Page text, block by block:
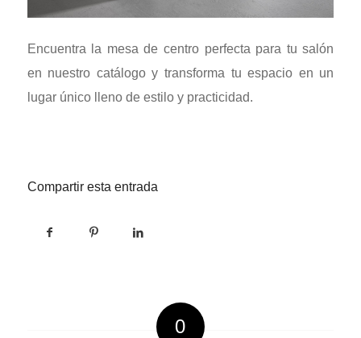
Encuentra la mesa de centro perfecta para tu salón
en nuestro catálogo y transforma tu espacio en un
lugar único lleno de estilo y practicidad.
Compartir esta entrada
0